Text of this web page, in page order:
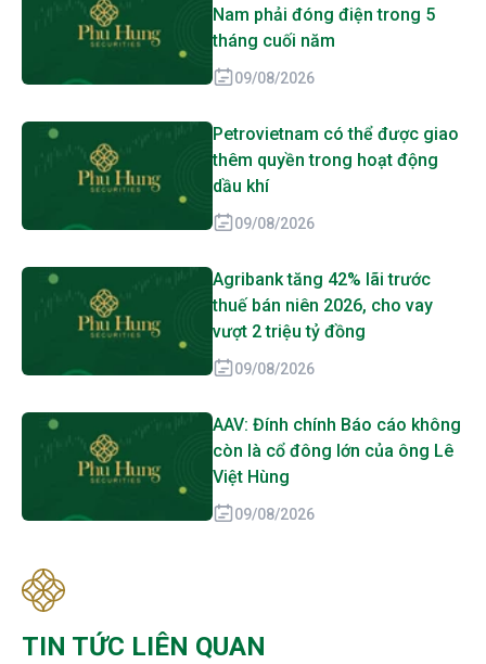
Nam phải đóng điện trong 5
tháng cuối năm
09/08/2026
Petrovietnam có thể được giao
thêm quyền trong hoạt động
dầu khí
09/08/2026
Agribank tăng 42% lãi trước
thuế bán niên 2026, cho vay
vượt 2 triệu tỷ đồng
09/08/2026
AAV: Đính chính Báo cáo không
còn là cổ đông lớn của ông Lê
Việt Hùng
09/08/2026
TIN TỨC LIÊN QUAN